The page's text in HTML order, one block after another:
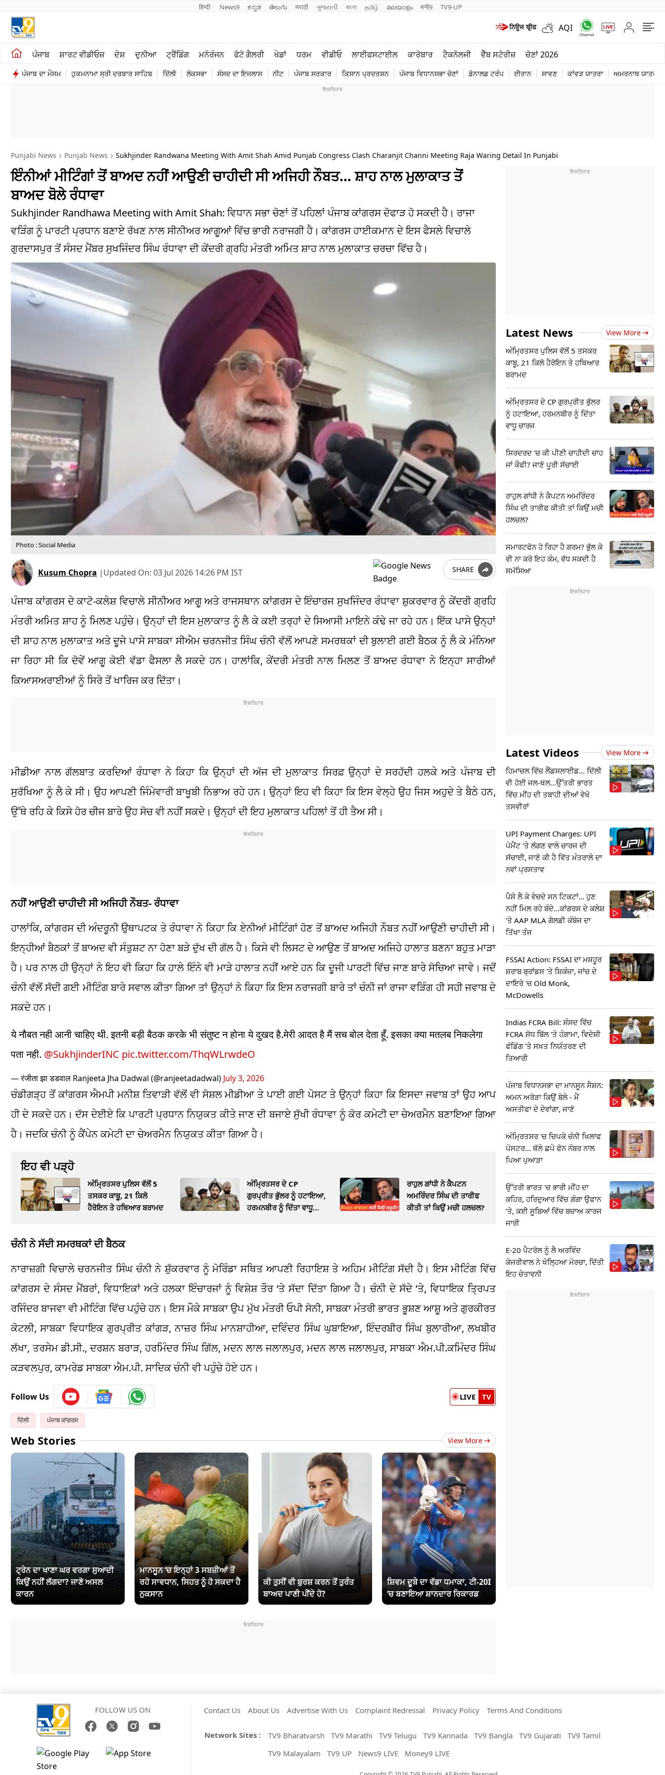
हिन्दी News9 ಕನ್ನಡ తెలుగు मराठी ગુજરાતી বাংলা தமிழ் മലയാളം मनी9 TV9-UP
AQI
ਪੰਜਾਬ ਸ਼ਾਰਟ ਵੀਡੀਓਜ਼ ਦੇਸ਼ ਦੁਨੀਆ ਟ੍ਰੈਂਡਿੰਗ ਮਨੋਰੰਜਨ ਫੋਟੋ ਗੈਲਰੀ ਖੇਡਾਂ ਧਰਮ ਵੀਡੀਓ ਲਾਈਫਸਟਾਈਲ ਕਾਰੋਬਾਰ ਟੈਕਨੋਲਜੀ ਵੈੱਬ ਸਟੋਰੀਜ਼ ਚੋਣਾਂ 2026
ਪੰਜਾਬ ਦਾ ਮੌਸਮ ਹੁਕਮਨਾਮਾ ਸ੍ਰੀ ਦਰਬਾਰ ਸਾਹਿਬ ਦਿੱਲੀ ਲੋਕਸਭਾ ਸੰਸਦ ਦਾ ਇਜਲਾਸ ਨੀਟ ਪੰਜਾਬ ਸਰਕਾਰ ਕਿਸਾਨ ਪ੍ਰਦਰਸ਼ਨ ਪੰਜਾਬ ਵਿਧਾਨਸਭਾ ਚੋਣਾਂ ਡੋਨਾਲਡ ਟਰੰਪ ਈਰਾਨ ਸਾਵਣ ਕਾਂਵੜ ਯਾਤਰਾ ਅਮਰਨਾਥ ਯਾਤਰਾ
ਖੇਤੀਬਾੜੀ
ਸ਼ਾਰਟ ਵੀਡੀਓਜ਼
ਮਨੋਰੰਜਨ
ਪੰਜਾਬ
ਟੈਕਨੋਲਜੀ
ਦੁਨੀਆ
Punjabi News Punjab News Sukhjinder Randwana Meeting With Amit Shah Amid Punjab Congress Clash Charanjit Channi Meeting Raja Waring Detail In Punjabi
ਇੰਨੀਆਂ ਮੀਟਿੰਗਾਂ ਤੋਂ ਬਾਅਦ ਨਹੀਂ ਆਉਣੀ ਚਾਹੀਦੀ ਸੀ ਅਜਿਹੀ ਨੌਬਤ… ਸ਼ਾਹ ਨਾਲ ਮੁਲਾਕਾਤ ਤੋਂ
ਬਾਅਦ ਬੋਲੇ ਰੰਧਾਵਾ
Sukhjinder Randhawa Meeting with Amit Shah: ਵਿਧਾਨ ਸਭਾ ਚੋਣਾਂ ਤੋਂ ਪਹਿਲਾਂ ਪੰਜਾਬ ਕਾਂਗਰਸ ਦੋਫਾੜ ਹੋ ਸਕਦੀ ਹੈ। ਰਾਜਾ
ਵੜਿੰਗ ਨੂੰ ਪਾਰਟੀ ਪ੍ਰਧਾਨ ਬਣਾਏ ਰੱਖਣ ਨਾਲ ਸੀਨੀਅਰ ਆਗੂਆਂ ਵਿੱਚ ਭਾਰੀ ਨਰਾਜਗੀ ਹੈ। ਕਾਂਗਰਸ ਹਾਈਕਮਾਨ ਦੇ ਇਸ ਫੈਸਲੇ ਵਿਚਾਲੇ
ਗੁਰਦਾਸਪੁਰ ਤੋਂ ਸੰਸਦ ਮੈਂਬਰ ਸੁਖਜਿੰਦਰ ਸਿੰਘ ਰੰਧਾਵਾ ਦੀ ਕੇਂਦਰੀ ਗ੍ਰਹਿ ਮੰਤਰੀ ਅਮਿਤ ਸ਼ਾਹ ਨਾਲ ਮੁਲਾਕਾਤ ਚਰਚਾ ਵਿੱਚ ਹੈ।
Photo : Social Media
Kusum Chopra | Updated On: 03 Jul 2026 14:26 PM IST SHARE
ਪੰਜਾਬ ਕਾਂਗਰਸ ਦੇ ਕਾਟੋ-ਕਲੇਸ਼ ਵਿਚਾਲੇ ਸੀਨੀਅਰ ਆਗੂ ਅਤੇ ਰਾਜਸਥਾਨ ਕਾਂਗਰਸ ਦੇ ਇੰਚਾਰਜ ਸੁਖਜਿੰਦਰ ਰੰਧਾਵਾ ਸ਼ੁਕਰਵਾਰ ਨੂੰ ਕੇਂਦਰੀ ਗ੍ਰਹਿ
ਮੰਤਰੀ ਅਮਿਤ ਸ਼ਾਹ ਨੂੰ ਮਿਲਣ ਪਹੁੰਚੇ। ਉਨ੍ਹਾਂ ਦੀ ਇਸ ਮੁਲਾਕਾਤ ਨੂੰ ਲੈ ਕੇ ਕਈ ਤਰ੍ਹਾਂ ਦੇ ਸਿਆਸੀ ਮਾਇਨੇ ਕੰਢੇ ਜਾ ਰਹੇ ਹਨ। ਇੱਕ ਪਾਸੇ ਉਨ੍ਹਾਂ
ਦੀ ਸ਼ਾਹ ਨਾਲ ਮੁਲਾਕਾਤ ਅਤੇ ਦੂਜੇ ਪਾਸੇ ਸਾਬਕਾ ਸੀਐਮ ਚਰਨਜੀਤ ਸਿੰਘ ਚੰਨੀ ਵੱਲੋਂ ਆਪਣੇ ਸਮਰਥਕਾਂ ਦੀ ਬੁਲਾਈ ਗਈ ਬੈਠਕ ਨੂੰ ਲੈ ਕੇ ਮੰਨਿਆ
ਜਾ ਰਿਹਾ ਸੀ ਕਿ ਦੋਵੇਂ ਆਗੂ ਕੋਈ ਵੱਡਾ ਫੈਸਲਾ ਲੈ ਸਕਦੇ ਹਨ। ਹਾਲਾਂਕਿ, ਕੇਂਦਰੀ ਮੰਤਰੀ ਨਾਲ ਮਿਲਣ ਤੋਂ ਬਾਅਦ ਰੰਧਾਵਾ ਨੇ ਇਨ੍ਹਾ ਸਾਰੀਆਂ
ਕਿਆਸਅਰਾਈਆਂ ਨੂੰ ਸਿਰੇ ਤੋਂ ਖਾਰਿਜ ਕਰ ਦਿੱਤਾ।
ਮੀਡੀਆ ਨਾਲ ਗੱਲਬਾਤ ਕਰਦਿਆਂ ਰੰਧਾਵਾ ਨੇ ਕਿਹਾ ਕਿ ਉਨ੍ਹਾਂ ਦੀ ਅੱਜ ਦੀ ਮੁਲਾਕਾਤ ਸਿਰਫ਼ ਉਨ੍ਹਾਂ ਦੇ ਸਰਹੱਦੀ ਹਲਕੇ ਅਤੇ ਪੰਜਾਬ ਦੀ
ਸੁਰੱਖਿਆ ਨੂੰ ਲੈ ਕੇ ਸੀ। ਉਹ ਆਪਣੀ ਜਿੰਮੇਵਾਰੀ ਬਾਖੂਬੀ ਨਿਭਾਅ ਰਹੇ ਹਨ। ਉਨ੍ਹਾਂ ਇਹ ਵੀ ਕਿਹਾ ਕਿ ਇਸ ਵੇਲ੍ਹੇ ਉਹ ਜਿਸ ਅਹੁਦੇ ਤੇ ਬੈਠੇ ਹਨ,
ਉੱਥੇ ਰਹਿ ਕੇ ਕਿਸੇ ਹੋਰ ਚੀਜ ਬਾਰੇ ਉਹ ਸੋਚ ਵੀ ਨਹੀਂ ਸਕਦੇ। ਉਨ੍ਹਾਂ ਦੀ ਇਹ ਮੁਲਾਕਾਤ ਪਹਿਲਾਂ ਤੋਂ ਹੀ ਤੈਅ ਸੀ।
ਨਹੀਂ ਆਉਣੀ ਚਾਹੀਦੀ ਸੀ ਅਜਿਹੀ ਨੌਬਤ- ਰੰਧਾਵਾ
ਹਾਲਾਂਕਿ, ਕਾਂਗਰਸ ਦੀ ਅੰਦਰੂਨੀ ਉਥਾਪਟਕ ਤੇ ਰੰਧਾਵਾ ਨੇ ਕਿਹਾ ਕਿ ਏਨੀਆਂ ਮੀਟਿੰਗਾਂ ਹੋਣ ਤੋਂ ਬਾਅਦ ਅਜਿਹੀ ਨੌਬਤ ਨਹੀਂ ਆਉਣੀ ਚਾਹੀਦੀ ਸੀ।
ਇਨ੍ਹੀਆਂ ਬੈਠਕਾਂ ਤੋਂ ਬਾਅਦ ਵੀ ਸੰਤੁਸ਼ਟ ਨਾ ਹੋਣਾ ਬੜੇ ਦੁੱਖ ਦੀ ਗੱਲ ਹੈ। ਕਿਸੇ ਵੀ ਲਿਸਟ ਦੇ ਆਉਣ ਤੋਂ ਬਾਅਦ ਅਜਿਹੇ ਹਾਲਾਤ ਬਣਨਾ ਬਹੁਤ ਮਾੜਾ
ਹੈ। ਪਰ ਨਾਲ ਹੀ ਉਨ੍ਹਾਂ ਨੇ ਇਹ ਵੀ ਕਿਹਾ ਕਿ ਹਾਲੇ ਇੰਨੇ ਵੀ ਮਾੜੇ ਹਾਲਾਤ ਨਹੀਂ ਆਏ ਹਨ ਕਿ ਦੂਜੀ ਪਾਰਟੀ ਵਿੱਚ ਜਾਣ ਬਾਰੇ ਸੋਚਿਆ ਜਾਵੇ। ਜਦੋਂ
ਚੰਨੀ ਵੱਲੋਂ ਸੱਦੀ ਗਈ ਮੀਟਿੰਗ ਬਾਰੇ ਸਵਾਲ ਕੀਤਾ ਗਿਆ ਤਾਂ ਉਨ੍ਹਾਂ ਨੇ ਕਿਹਾ ਕਿ ਇਸ ਨਰਾਜਗੀ ਬਾਰੇ ਤਾਂ ਚੰਨੀ ਜਾਂ ਰਾਜਾ ਵੜਿੰਗ ਹੀ ਸਹੀ ਜਵਾਬ ਦੇ
ਸਕਦੇ ਹਨ।
ये नौबत नही आनी चाहिए थी. इतनी बड़ी बैठक करके भी संतुष्ट न होना ये दुखद है.मेरी आदत है मैं सच बोल देता हूँ. इसका क्या मतलब निकलेगा
पता नही. ⁦ @SukhjinderINC pic.twitter.com/ThqWLrwdeO
— रंजीता झा डडवाल Ranjeeta Jha Dadwal (@ranjeetadadwal) July 3, 2026
ਚੰਡੀਗੜ੍ਹ ਤੋਂ ਕਾਂਗਰਸ ਐਮਪੀ ਮਨੀਸ਼ ਤਿਵਾੜੀ ਵੱਲੋਂ ਵੀ ਸੋਸ਼ਲ ਮੀਡੀਆ ਤੇ ਪਾਈ ਗਈ ਪੋਸਟ ਤੇ ਉਨ੍ਹਾਂ ਕਿਹਾ ਕਿ ਇਸਦਾ ਜਵਾਬ ਤਾਂ ਉਹ ਆਪ
ਹੀ ਦੇ ਸਕਦੇ ਹਨ। ਦੱਸ ਦੇਈਏ ਕਿ ਪਾਰਟੀ ਪ੍ਰਧਾਨ ਨਿਯੁਕਤ ਕੀਤੇ ਜਾਣ ਦੀ ਬਜਾਏ ਸੁੱਖੀ ਰੰਧਾਵਾ ਨੂੰ ਕੋਰ ਕਮੇਟੀ ਦਾ ਚੇਅਰਮੈਨ ਬਣਾਇਆ ਗਿਆ
ਹੈ। ਜਦਕਿ ਚੰਨੀ ਨੂੰ ਕੈਂਪੇਨ ਕਮੇਟੀ ਦਾ ਚੇਅਰਮੈਨ ਨਿਯੁਕਤ ਕੀਤਾ ਗਿਆ ਹੈ।
ਇਹ ਵੀ ਪੜ੍ਹੋ
ਅੰਮ੍ਰਿਤਸਰ ਪੁਲਿਸ ਵੱਲੋਂ 5
ਤਸਕਰ ਕਾਬੂ, 21 ਕਿਲੋ
ਹੈਰੋਇਨ ਤੇ ਹਥਿਆਰ ਬਰਾਮਦ
ਅੰਮ੍ਰਿਤਸਰ ਦੇ CP
ਗੁਰਪ੍ਰੀਤ ਭੁੱਲਰ ਨੂੰ ਹਟਾਇਆ,
ਹਰਮਨਬੀਰ ਨੂੰ ਦਿੱਤਾ ਵਾਧੂ
ਰਾਹੁਲ ਗਾਂਧੀ ਨੇ ਕੈਪਟਨ
ਅਮਰਿੰਦਰ ਸਿੰਘ ਦੀ ਤਾਰੀਫ
ਕੀਤੀ ਤਾਂ ਕਿਉਂ ਮਚੀ ਹਲਚਲ?
ਚੰਨੀ ਨੇ ਸੱਦੀ ਸਮਰਥਕਾਂ ਦੀ ਬੈਠਕ
ਨਾਰਾਜ਼ਗੀ ਵਿਚਾਲੇ ਚਰਨਜੀਤ ਸਿੰਘ ਚੰਨੀ ਨੇ ਸ਼ੁੱਕਰਵਾਰ ਨੂੰ ਮੋਰਿੰਡਾ ਸਥਿਤ ਆਪਣੀ ਰਿਹਾਇਸ਼ ਤੇ ਅਹਿਮ ਮੀਟਿੰਗ ਸੱਦੀ ਹੈ। ਇਸ ਮੀਟਿੰਗ ਵਿੱਚ
ਕਾਂਗਰਸ ਦੇ ਸੰਸਦ ਮੈਂਬਰਾਂ, ਵਿਧਾਇਕਾਂ ਅਤੇ ਹਲਕਾ ਇੰਚਾਰਜਾਂ ਨੂੰ ਵਿਸ਼ੇਸ਼ ਤੌਰ ‘ਤੇ ਸੱਦਾ ਦਿੱਤਾ ਗਿਆ ਹੈ। ਚੰਨੀ ਦੇ ਸੱਦੇ ‘ਤੇ, ਵਿਧਾਇਕ ਤ੍ਰਿਪਤ
ਰਜਿੰਦਰ ਬਾਜਵਾ ਵੀ ਮੀਟਿੰਗ ਵਿੱਚ ਪਹੁੰਚੇ ਹਨ। ਇਸ ਮੌਕੇ ਸਾਬਕਾ ਉਪ ਮੁੱਖ ਮੰਤਰੀ ਓਪੀ ਸੋਨੀ, ਸਾਬਕਾ ਮੰਤਰੀ ਭਾਰਤ ਭੂਸ਼ਣ ਆਸ਼ੂ ਅਤੇ ਗੁਰਕੀਰਤ
ਕੋਟਲੀ, ਸਾਬਕਾ ਵਿਧਾਇਕ ਗੁਰਪ੍ਰੀਤ ਕਾਂਗੜ, ਨਾਜ਼ਰ ਸਿੰਘ ਮਾਨਸ਼ਾਹੀਆ, ਦਵਿੰਦਰ ਸਿੰਘ ਘੁਬਾਇਆ, ਇੰਦਰਬੀਰ ਸਿੰਘ ਬੁਲਾਰੀਆ, ਲਖਬੀਰ
ਲੱਖਾ, ਤਰਸੇਮ ਡੀ.ਸੀ., ਦਰਸ਼ਨ ਬਰਾੜ, ਹਰਮਿੰਦਰ ਸਿੰਘ ਗਿੱਲ, ਮਦਨ ਲਾਲ ਜਲਾਲਪੁਰ, ਮਦਨ ਲਾਲ ਜਲਾਲਪੁਰ, ਸਾਬਕਾ ਐਮ.ਪੀ.ਕਮਿੰਦਰ ਸਿੰਘ
ਕੜਵਲਪੁਰ, ਕਾਮਰੇਡ ਸਾਬਕਾ ਐਮ.ਪੀ. ਸਾਦਿਕ ਚੰਨੀ ਵੀ ਪਹੁੰਚੇ ਹੋਏ ਹਨ।
Follow Us LIVE TV
ਦਿੱਲੀ ਪੰਜਾਬ ਕਾਂਗਰਸ
Web Stories View More
ਟ੍ਰੇਨ ਦਾ ਖਾਣਾ ਘਰ ਵਰਗਾ ਸੁਆਦੀ
ਕਿਉਂ ਨਹੀਂ ਲੱਗਦਾ? ਜਾਣੋ ਅਸਲ
ਕਾਰਨ
ਮਾਨਸੂਨ ‘ਚ ਇਨ੍ਹਾਂ 3 ਸਬਜ਼ੀਆਂ ਤੋਂ
ਰਹੋ ਸਾਵਧਾਨ, ਸਿਹਤ ਨੂੰ ਹੋ ਸਕਦਾ ਹੈ
ਨੁਕਸਾਨ
ਕੀ ਤੁਸੀਂ ਵੀ ਬੁਰਸ਼ ਕਰਨ ਤੋਂ ਤੁਰੰਤ
ਬਾਅਦ ਪਾਣੀ ਪੀਂਦੇ ਹੋ?
ਸ਼ਿਵਮ ਦੂਬੇ ਦਾ ਵੱਡਾ ਧਮਾਕਾ, ਟੀ-20I
‘ਚ ਬਣਾਇਆ ਸ਼ਾਨਦਾਰ ਰਿਕਾਰਡ
Latest News View More
ਅੰਮ੍ਰਿਤਸਰ ਪੁਲਿਸ ਵੱਲੋਂ 5 ਤਸਕਰ
ਕਾਬੂ, 21 ਕਿਲੋ ਹੈਰੋਇਨ ਤੇ ਹਥਿਆਰ
ਬਰਾਮਦ
ਅੰਮ੍ਰਿਤਸਰ ਦੇ CP ਗੁਰਪ੍ਰੀਤ ਭੁੱਲਰ
ਨੂੰ ਹਟਾਇਆ, ਹਰਮਨਬੀਰ ਨੂੰ ਦਿੱਤਾ
ਵਾਧੂ ਚਾਰਜ
ਸਿਰਦਰਦ 'ਚ ਕੀ ਪੀਣੀ ਚਾਹੀਦੀ ਚਾਹ
ਜਾਂ ਕੌਫੀ? ਜਾਣੋ ਪੂਰੀ ਸੱਚਾਈ
ਰਾਹੁਲ ਗਾਂਧੀ ਨੇ ਕੈਪਟਨ ਅਮਰਿੰਦਰ
ਸਿੰਘ ਦੀ ਤਾਰੀਫ ਕੀਤੀ ਤਾਂ ਕਿਉਂ ਮਚੀ
ਹਲਚਲ?
ਸਮਾਰਟਫੋਨ ਹੋ ਰਿਹਾ ਹੈ ਗਰਮ? ਭੁੱਲ ਕੇ
ਵੀ ਨਾ ਕਰੋ ਇਹ ਕੰਮ, ਵੱਧ ਸਕਦੀ ਹੈ
ਸਮੱਸਿਆ
Latest Videos View More
ਹਿਮਾਚਲ ਵਿੱਚ ਲੈਂਡਸਲਾਈਡ... ਦਿੱਲੀ
ਵੀ ਹੋਈ ਜਲ-ਥਲ...ਉੱਤਰੀ ਭਾਰਤ
ਵਿੱਚ ਮੀਂਹ ਦੀ ਤਬਾਹੀ ਦੀਆਂ ਵੇਖੋ
ਤਸਵੀਰਾਂ
UPI Payment Charges: UPI
ਪੇਮੈਂਟ 'ਤੇ ਲੱਗਣ ਵਾਲੇ ਚਾਰਜ ਦੀ
ਸੱਚਾਈ, ਜਾਣੋ ਕੀ ਹੈ ਵਿੱਤ ਮੰਤਰਾਲੇ ਦਾ
ਨਵਾਂ ਪ੍ਰਸਤਾਵ
ਪੈਸੇ ਲੈ ਕੇ ਵੇਚਦੇ ਸਨ ਟਿਕਟਾਂ... ਹੁਣ
ਨਹੀਂ ਮਿਲ ਰਹੇ ਬੰਦੇ...ਕਾਂਗਰਸ ਦੇ ਕਲੇਸ਼
'ਤੇ AAP MLA ਗੋਲਡੀ ਕੰਬੋਜ ਦਾ
ਤਿੱਖਾ ਤੰਜ
FSSAI Action: FSSAI ਦਾ ਮਸ਼ਹੂਰ
ਸ਼ਰਾਬ ਬ੍ਰਾਂਡਸ 'ਤੇ ਸ਼ਿਕੰਜਾ, ਜਾਂਚ ਦੇ
ਦਾਇਰੇ 'ਚ Old Monk,
McDowells
Indias FCRA Bill: ਸੰਸਦ ਵਿੱਚ
FCRA ਸੋਧ ਬਿੱਲ 'ਤੇ ਹੰਗਾਮਾ, ਵਿਦੇਸ਼ੀ
ਫੰਡਿੰਗ 'ਤੇ ਸਖ਼ਤ ਨਿਯੰਤਰਣ ਦੀ
ਤਿਆਰੀ
ਪੰਜਾਬ ਵਿਧਾਨਸਭਾ ਦਾ ਮਾਨਸੂਨ ਸੈਸ਼ਨ:
ਅਮਨ ਅਰੋੜਾ ਕਿਉਂ ਬੋਲੇ - ਮੈਂ
ਅਸਤੀਫਾ ਦੇ ਦੇਵਾਂਗਾ, ਜਾਣੋ
ਅੰਮ੍ਰਿਤਸਰ 'ਚ ਚਿਪਕੇ ਚੰਨੀ ਖਿਲਾਫ
ਪੋਸਟਰ... ਥੱਲੇ ਛਪੇ ਫੋਨ ਨੰਬਰ ਨਾਲ
ਪਿਆ ਪੁਆੜਾ
ਉੱਤਰੀ ਭਾਰਤ 'ਚ ਭਾਰੀ ਮੀਂਹ ਦਾ
ਕਹਿਰ, ਹਰਿਦੁਆਰ ਵਿੱਚ ਗੰਗਾ ਉਫਾਨ
'ਤੇ, ਕਈ ਸੂਬਿਆਂ ਵਿੱਚ ਬਚਾਅ ਕਾਰਜ
ਜਾਰੀ
E-20 ਪੈਟਰੋਲ ਨੂੰ ਲੈ ਅਰਵਿੰਦ
ਕੇਜਰੀਵਾਲ ਨੇ ਖੋਲ੍ਹਿਆ ਮੋਰਚਾ, ਦਿੱਤੀ
ਇਹ ਚੇਤਾਵਨੀ
FOLLOW US ON Contact Us About Us Advertise With Us Complaint Redressal Privacy Policy Terms And Conditions
Network Sites : TV9 Bharatvarsh TV9 Marathi TV9 Telugu TV9 Kannada TV9 Bangla TV9 Gujarati
TV9 Tamil
TV9 Malayalam
TV9 UP News9 LIVE Money9 LIVE